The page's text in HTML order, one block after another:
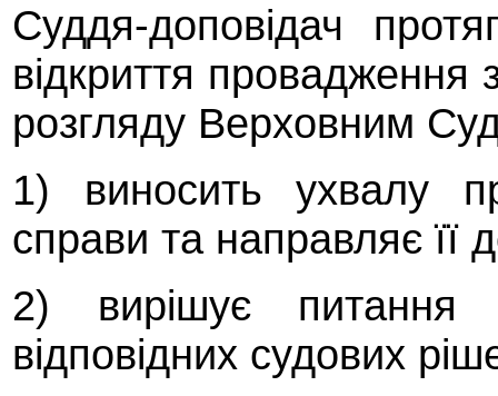
Суддя-доповідач
відкриття провадження
розгляду Верховним
1) виносить ухвалу
справи та направляє її
2) вирішує питання
відповідних судових